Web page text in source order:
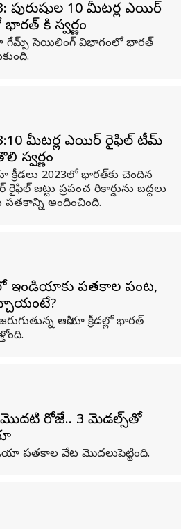
పురుషుల 10 మీటర్ల ఎయిర్
కి స్వర్ణం
గేమ్స్ సెయిలింగ్ విభాగంలో భారత్
మీటర్ల ఎయిర్ రైఫిల్ టీమ్
స్వర్ణం
క్రీడలు 2023లో భారత్‌కు చెందిన
జట్టు ప్రపంచ రికార్డును బద్దలు
పతకాన్ని అందించింది.
ఇండియాకు పతకాల పంట,
ఆసియా క్రీడల్లో భారత్
రోజే.. 3 మెడల్స్‌తో
పతకాల వేట మొదలుపెట్టింది.